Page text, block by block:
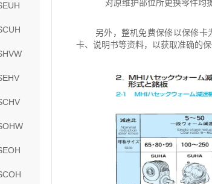
对原维护部位所更换零件均
另外，整机免费保修以保修
卡、说明书等资料，以获取准确的保